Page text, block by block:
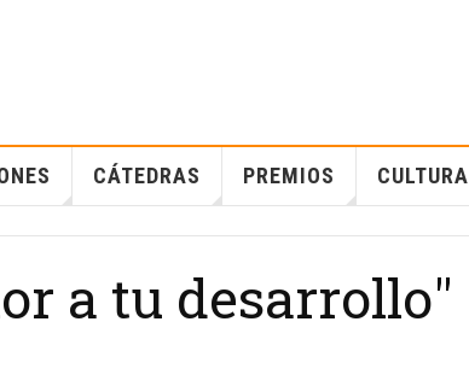
CÁTEDRAS PREMIOS CULTURA
a tu desarrollo"